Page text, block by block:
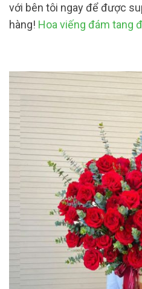
với bên tôi ngay để được
hàng! Hoa viếng đám tang